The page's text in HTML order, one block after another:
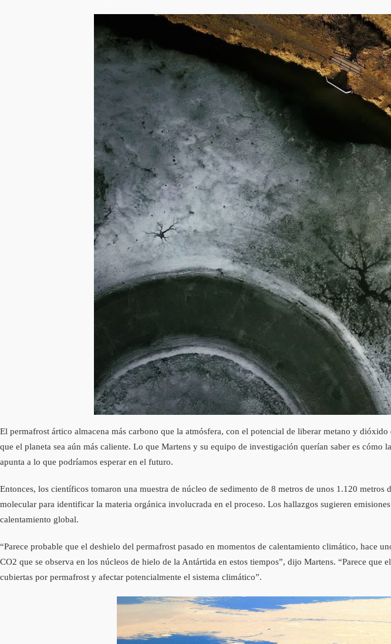
El permafrost ártico almacena más carbono que la atmósfera, con el potencial de liberar metano y
que el planeta sea aún más caliente. Lo que Martens y su equipo de investigación querían saber es
apunta a lo que podríamos esperar en el futuro.
Entonces, los científicos tomaron una muestra de núcleo de sedimento de 8 metros de unos 1.120
molecular para identificar la materia orgánica involucrada en el proceso. Los hallazgos sugieren
calentamiento global.
“Parece probable que el deshielo del permafrost pasado en momentos de calentamiento climático, hace
CO2 que se observa en los núcleos de hielo de la Antártida en estos tiempos”, dijo Martens. “Parece
cubiertas por permafrost y afectar potencialmente el sistema climático”.